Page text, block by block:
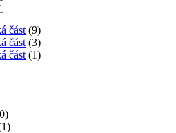
část (9)
část (3)
část (1)